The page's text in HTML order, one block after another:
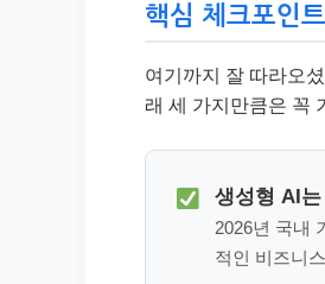
핵심 체크포인
여기까지 잘 따라오
래 세 가지만큼은 꼭
생성형 AI
2026년 국내
적인 비즈니